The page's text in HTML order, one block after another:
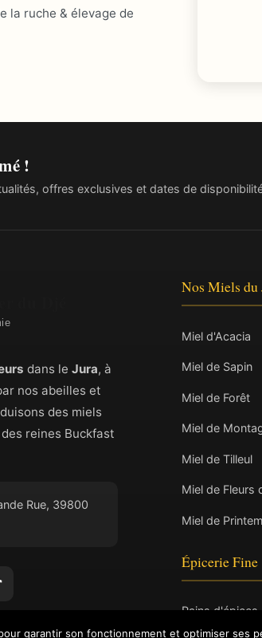
la ruche & élevage de
!
offres exclusives et dates de
dans le Jura, à
nos abeilles et
des miels
reines Buckfast
Rue, 39800
Nos Miels du
Miel d'Acacia
Miel de Sapin
Miel de Forêt
Miel de
Miel de Tilleul
Miel de Fleurs
Miel de
Épicerie Fine
Pains d'épices
garantir son fonctionnement et optimiser ses